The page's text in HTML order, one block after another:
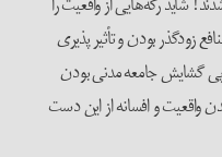
زودگذر بودن و تأثیر پذیری
پی گشایش جامعه مدنی بودن
و افسانه از این دست